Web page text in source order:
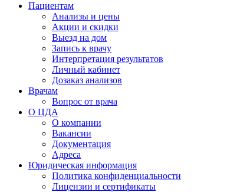
Пациентам
Анализы и цены
Акции и скидки
Выезд на дом
Запись к врачу
Интерпретация результатов
Личный кабинет
Дозаказ анализов
Врачам
Вопрос от врача
О ЦДА
О компании
Вакансии
Документация
Адреса
Юридическая информация
Политика конфиденциальности
Лицензии и сертификаты